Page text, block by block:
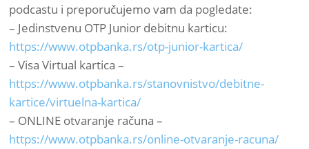
podcastu i preporučujemo vam da pogledate:
– Jedinstvenu OTP Junior debitnu karticu:
https://www.otpbanka.rs/otp-junior-kartica/
– Visa Virtual kartica –
https://www.otpbanka.rs/stanovnistvo/debitne-
kartice/virtuelna-kartica/
– ONLINE otvaranje računa –
https://www.otpbanka.rs/online-otvaranje-racuna/